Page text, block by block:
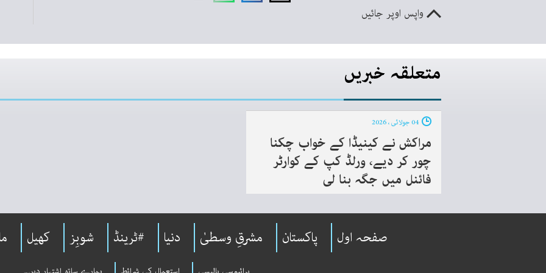
واپس اوپر جائیں
متعلقہ خبریں
مراکش نے کینیڈا کے خواب چکنا
چور کر دیے، ورلڈ کپ کے کوارٹر
فائنل میں جگہ بنا لی
صفحہ اول پاکستان مشرقِ وسطیٰ دنیا #ٹرینڈ شوبِز کھیل